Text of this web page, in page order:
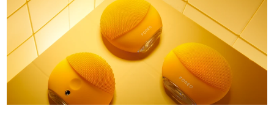
Portoryko
Oczekiwany czas dostawy
8/10/26
Katar
Oczekiwany czas dostawy
8/9/26
Reunion
Oczekiwany czas dostawy
8/13/26